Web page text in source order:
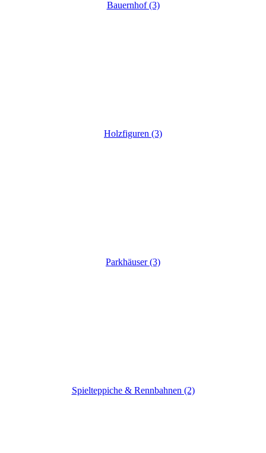
Bauernhof (3)
Holzfiguren (3)
Parkhäuser (3)
Spielteppiche & Rennbahnen (2)